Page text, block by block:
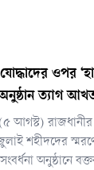
ওপর
অনুষ্ঠান ত্যাগ
আগস্ট) রাজধানীর
জুলাই শহীদদের
অনুষ্ঠানে